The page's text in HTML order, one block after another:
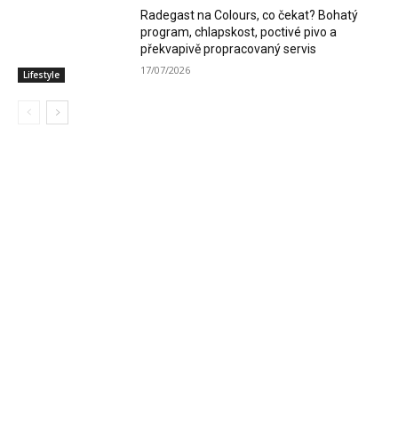
Lifestyle
Radegast na Colours, co čekat? Bohatý
program, chlapskost, poctivé pivo a
překvapivě propracovaný servis
17/07/2026